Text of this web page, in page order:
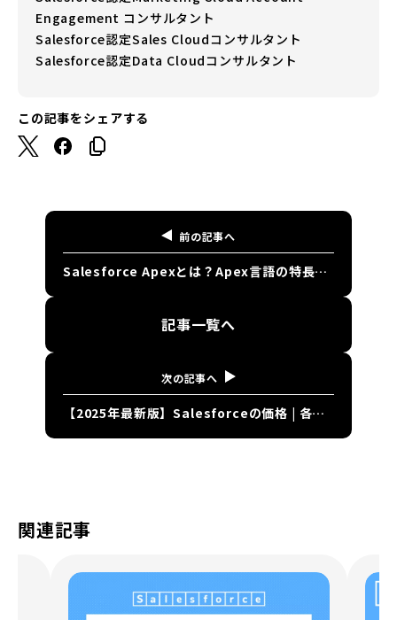
Engagement コンサルタント
Salesforce認定Sales Cloudコンサルタント
Salesforce認定Data Cloudコンサルタント
この記事をシェアする
前の記事へ
Salesforce Apexとは？Apex言語の特長や使い方、トリガとクラス、フローとの違いについても徹底解説！
記事一覧へ
次の記事へ
【2025年最新版】Salesforceの価格 | 各製品の価格や機能を一覧にまとめて紹介
関連記事